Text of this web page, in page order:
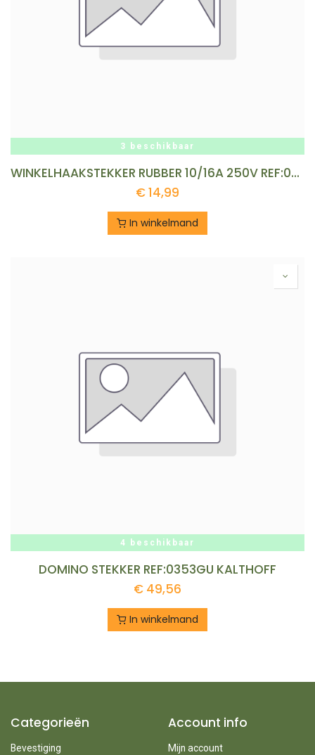
3 beschikbaar
WINKELHAAKSTEKKER RUBBER 10/16A 250V REF:0341GUWI
€14,99
In winkelmand
4 beschikbaar
DOMINO STEKKER REF:0353GU KALTHOFF
€ 49,56
In winkelmand
Categorieën
Bevestiging
Account info
Mijn account